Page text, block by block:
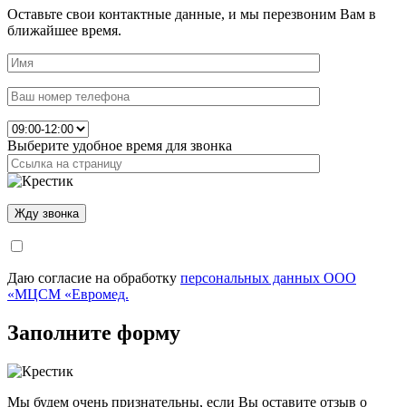
Оставьте свои контактные данные, и мы перезвоним Вам в
ближайшее время.
Выберите удобное время для звонка
Даю согласие на обработку персональных данных ООО
«МЦСМ «Евромед.
Заполните форму
Мы будем очень признательны, если Вы оставите отзыв о